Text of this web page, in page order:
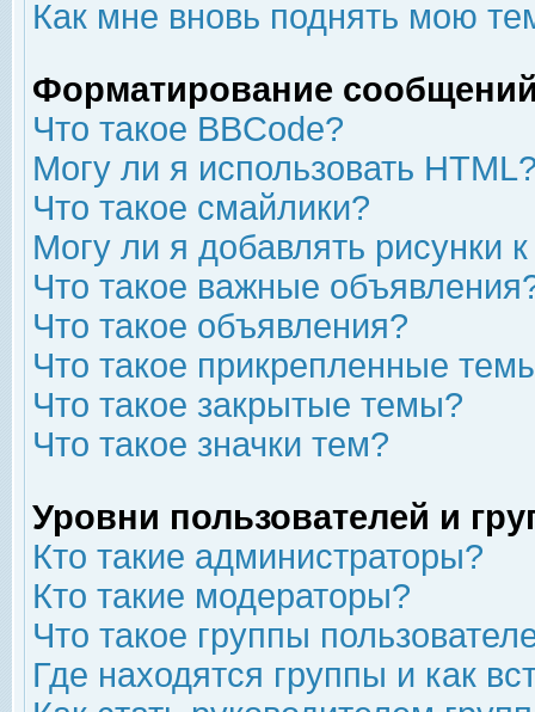
Как мне вновь поднять мою
Форматирование
Что такое BBCode?
Могу ли я использовать
Что такое смайлики?
Могу ли я добавлять рисунки
Что такое важные
Что такое объявления?
Что такое прикрепленные
Что такое закрытые темы?
Что такое значки тем?
Уровни пользователей и
Кто такие администраторы?
Кто такие модераторы?
Что такое группы
Где находятся группы и как